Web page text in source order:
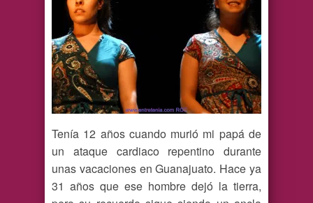
Tenía 12 años cuando murió mi papá de
un ataque cardiaco repentino durante
unas vacaciones en Guanajuato. Hace ya
31 años que ese hombre dejó la tierra,